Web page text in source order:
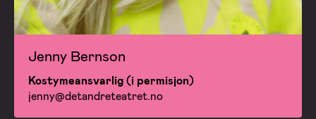
Jenny Bernson
Kostymeansvarlig (i permisjon)
jenny@detandreteatret.no